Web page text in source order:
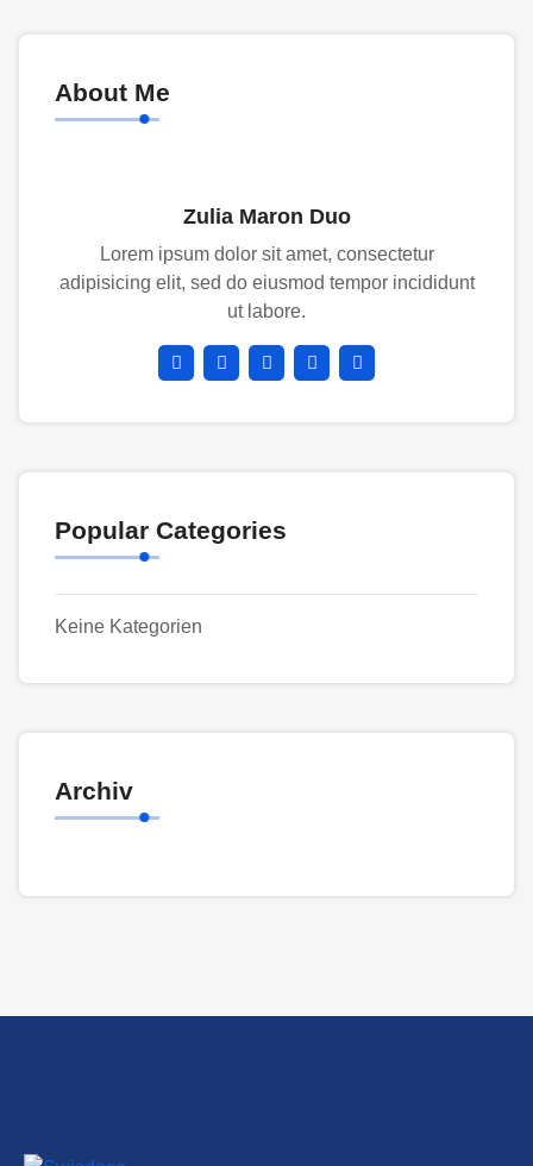
About Me
Zulia Maron Duo
Lorem ipsum dolor sit amet, consectetur
adipisicing elit, sed do eiusmod tempor incididunt
ut labore.
Popular Categories
Keine Kategorien
Archiv